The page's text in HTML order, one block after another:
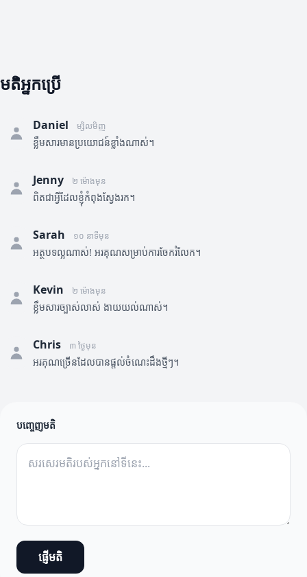
មតិអ្នកប្រើ
Daniel ម្សិលមិញ
ខ្លឹមសារមានប្រយោជន៍ខ្លាំងណាស់។
Jenny ២ ម៉ោងមុន
ពិតជាអ្វីដែលខ្ញុំកំពុងស្វែងរក។
Sarah ១០ នាទីមុន
អត្ថបទល្អណាស់! អរគុណសម្រាប់ការចែករំលែក។
Kevin ២ ម៉ោងមុន
ខ្លឹមសារច្បាស់លាស់ ងាយយល់ណាស់។
Chris ៣ ថ្ងៃមុន
អរគុណច្រើនដែលបានផ្តល់ចំណេះដឹងថ្មីៗ។
បញ្ចេញមតិ
ផ្ញើមតិ